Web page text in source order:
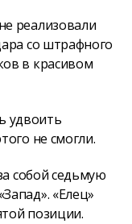
реализовали
со штрафного
в красивом
удвоить
не смогли.
собой седьмую
«Елец»
позиции.